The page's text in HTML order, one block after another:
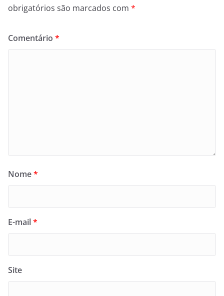
obrigatórios são marcados com *
Comentário *
Nome*
E-mail*
Site